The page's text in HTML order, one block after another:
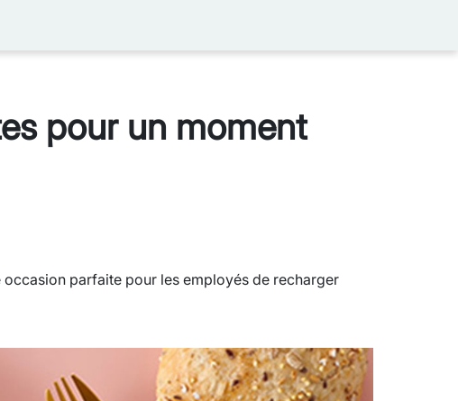
pour un moment
parfaite pour les employés de recharger